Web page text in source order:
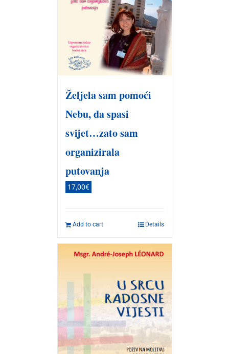
Željela sam pomoći
Nebu, da spasi
svijet…zato sam
organizirala
putovanja
17,00€
Add to cart Details